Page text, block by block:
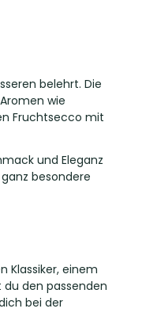
belehrt. Die
wie
Fruchtsecco mit
und Eleganz
besondere
Klassiker, einem
den passenden
bei der